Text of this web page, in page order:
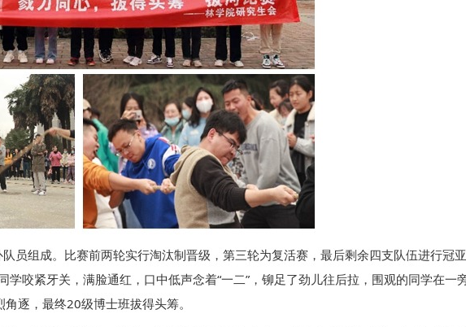
员组成。比赛前两轮实行淘汰制晋级，第三轮为复活赛，最后剩余四支队伍进行冠亚
咬紧牙关，满脸通红，口中低声念着“一二”，铆足了劲儿往后拉，围观的同学在一
逐，最终20级博士班拔得头筹。